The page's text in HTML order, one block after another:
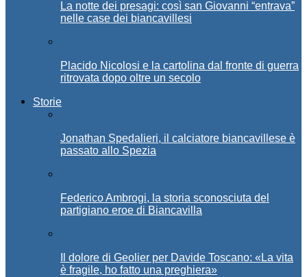
La notte dei presagi: così san Giovanni “entrava”
nelle case dei biancavillesi
Placido Nicolosi e la cartolina dal fronte di guerra
ritrovata dopo oltre un secolo
Storie
Jonathan Spedalieri, il calciatore biancavillese è
passato allo Spezia
Federico Ambrogi, la storia sconosciuta del
partigiano eroe di Biancavilla
Il dolore di Geolier per Davide Toscano: «La vita
è fragile, ho fatto una preghiera»